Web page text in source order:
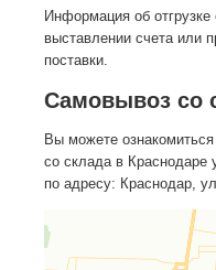
Информация об
выставлении счета или
поставки.
Самовывоз со
Вы можете
со склада в Краснодаре
по адресу: Краснодар,